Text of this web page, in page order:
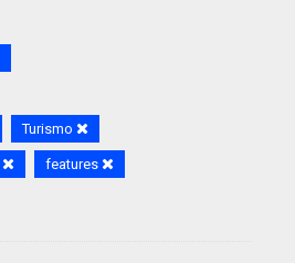
Turismo
features